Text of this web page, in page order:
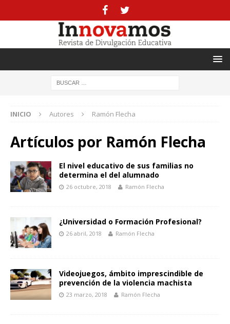
INICIO Autores Ramón Flecha
Artículos por Ramón Flecha
El nivel educativo de sus familias no
determina el del alumnado
26 octubre, 2018 Ramón Flecha
¿Universidad o Formación Profesional?
26 abril, 2018 Ramón Flecha
Videojuegos, ámbito imprescindible de
prevención de la violencia machista
23 marzo, 2018 Ramón Flecha